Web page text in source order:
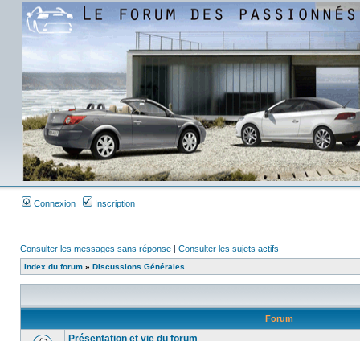
Connexion Inscription
Consulter les messages sans réponse | Consulter les sujets actifs
Index du forum » Discussions Générales
Forum
Présentation et vie du forum